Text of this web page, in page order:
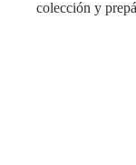
colección y